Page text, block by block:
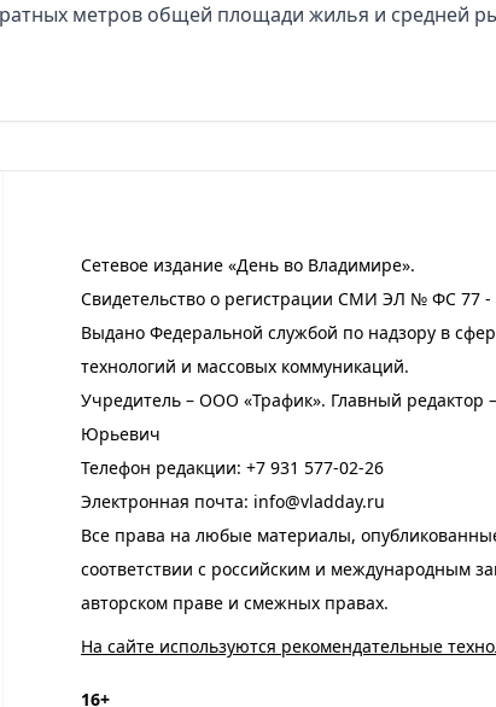
метров общей площади жилья и средней
Сетевое издание «День во Владимире».
Свидетельство о регистрации СМИ ЭЛ № ФС 77 -
Выдано Федеральной службой по надзору в
технологий и массовых коммуникаций.
Учредитель – ООО «Трафик». Главный редактор
Юрьевич
Телефон редакции: +7 931 577-02-26
Электронная почта: info@vladday.ru
Все права на любые материалы,
соответствии с российским и международным
авторском праве и смежных правах.
На сайте используются рекомендательные
16+